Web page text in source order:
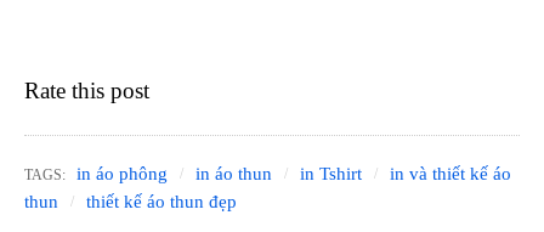
Rate this post
TAGS: in áo phông in áo thun in Tshirt
in và thiết kế áo
thun
thiết kế áo thun đẹp